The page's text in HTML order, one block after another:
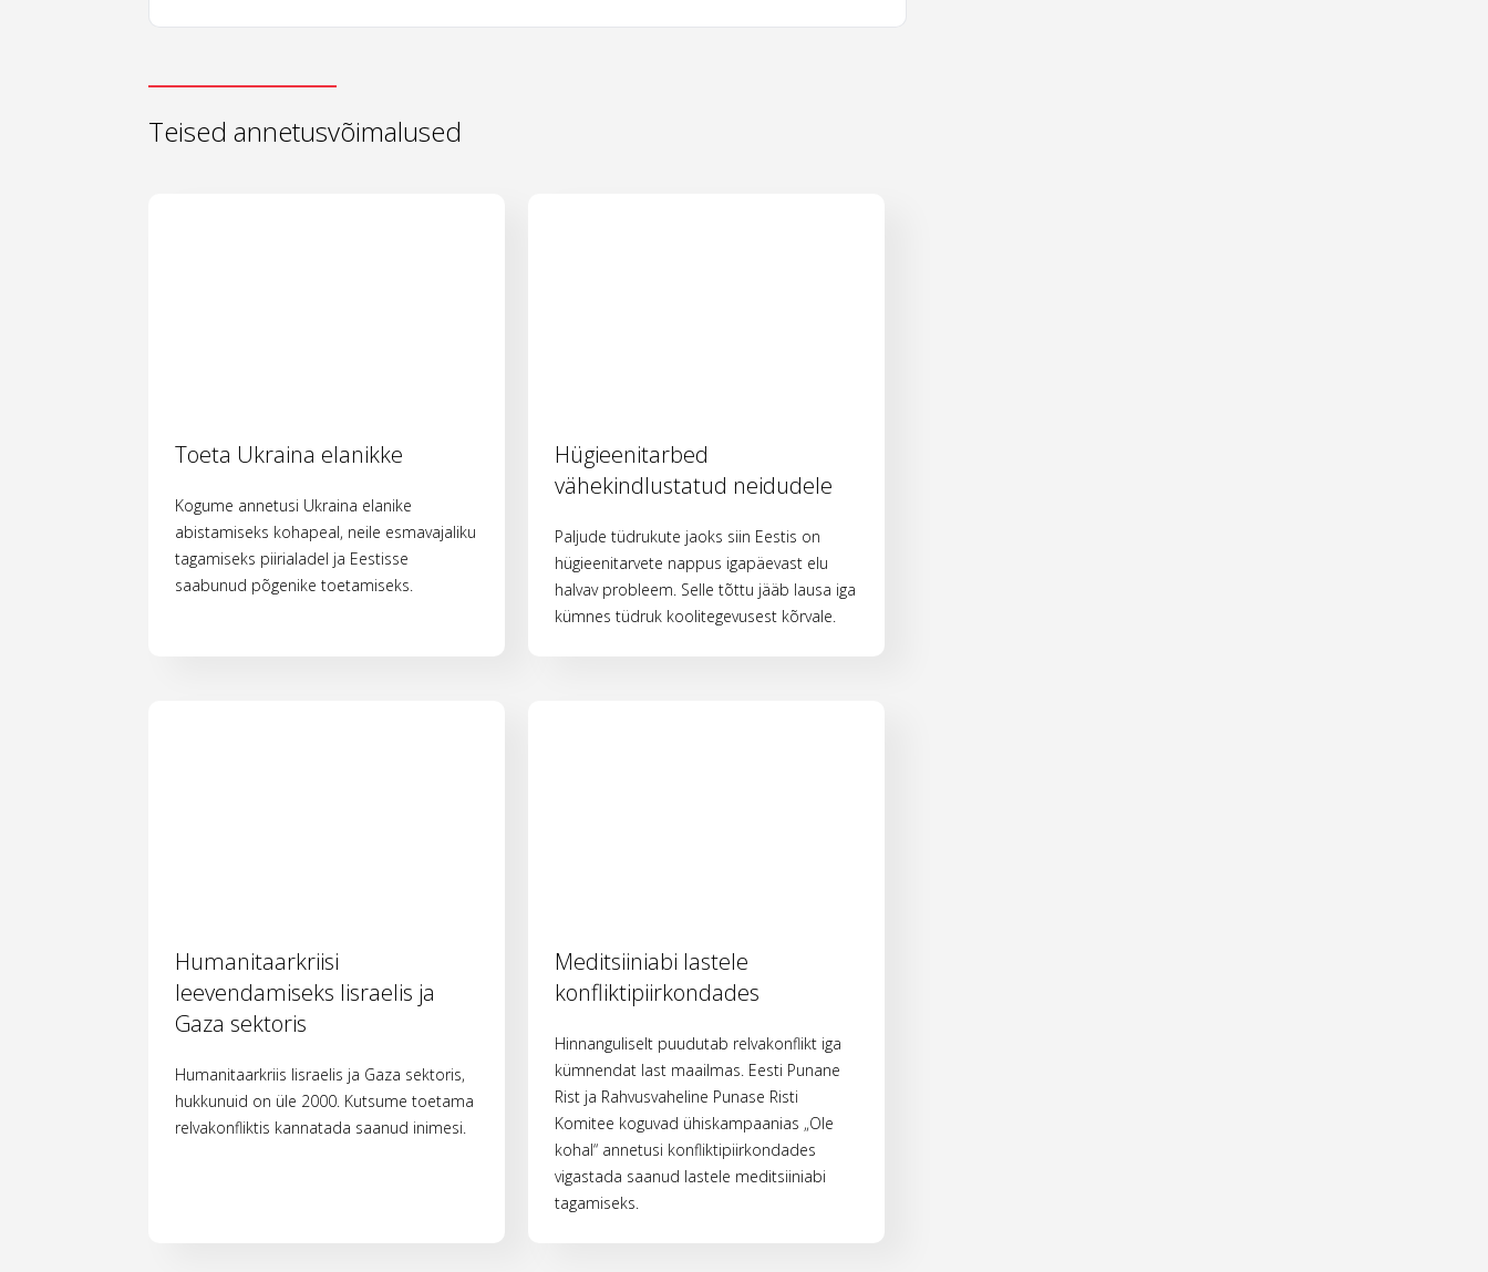
Teised annetusvõimalused
Toeta Ukraina elanikke
Kogume annetusi Ukraina elanike
abistamiseks kohapeal, neile esmavajaliku
tagamiseks piirialadel ja Eestisse
saabunud põgenike toetamiseks.
Hügieenitarbed
vähekindlustatud neidudele
Paljude tüdrukute jaoks siin Eestis on
hügieenitarvete nappus igapäevast elu
halvav probleem. Selle tõttu jääb lausa iga
kümnes tüdruk koolitegevusest kõrvale.
Humanitaarkriisi
leevendamiseks Iisraelis ja
Gaza sektoris
Humanitaarkriis Iisraelis ja Gaza sektoris,
hukkunuid on üle 2000. Kutsume toetama
relvakonfliktis kannatada saanud inimesi.
Meditsiiniabi lastele
konfliktipiirkondades
Hinnanguliselt puudutab relvakonflikt iga
kümnendat last maailmas. Eesti Punane
Rist ja Rahvusvaheline Punase Risti
Komitee koguvad ühiskampaanias „Ole
kohal“ annetusi konfliktipiirkondades
vigastada saanud lastele meditsiiniabi
tagamiseks.